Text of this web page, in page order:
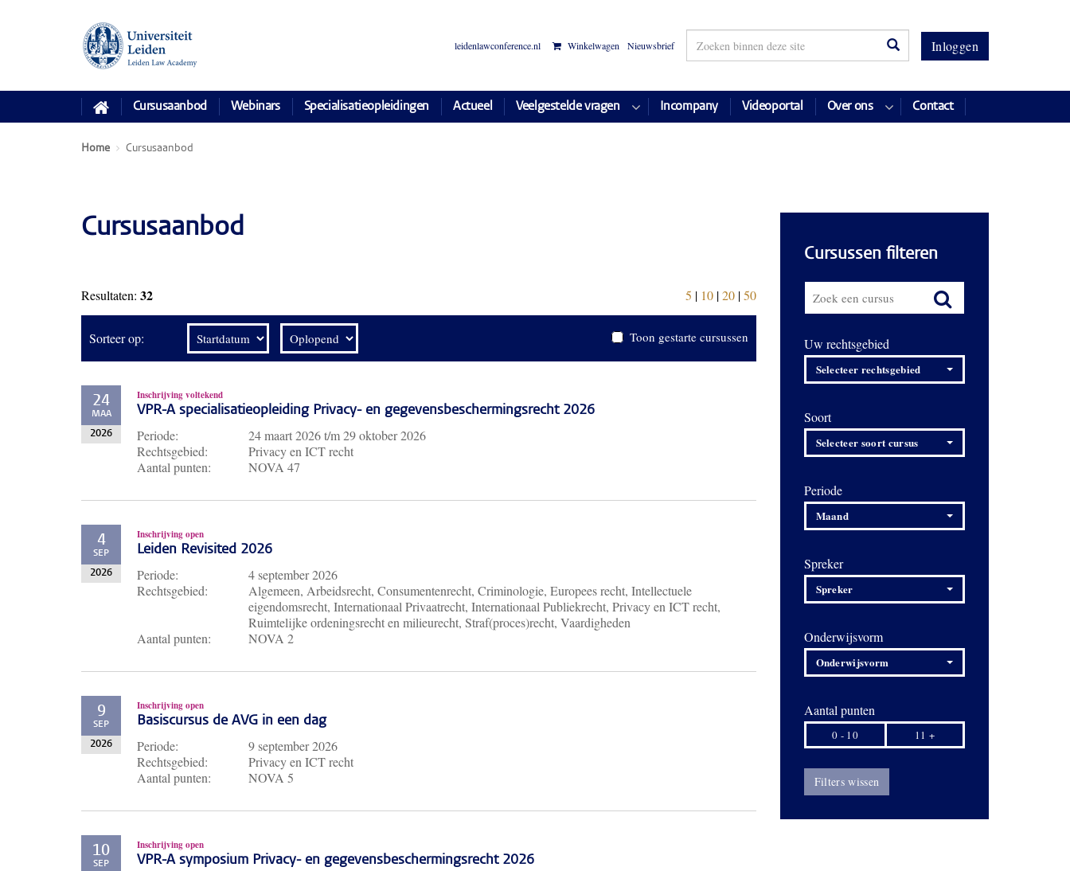
Inloggen
leidenlawconference.nl Winkelwagen Nieuwsbrief
Cursusaanbod Webinars Specialisatieopleidingen Actueel Veelgestelde vragen Incompany Videoportal Over ons Contact
Home Cursusaanbod
Cursusaanbod
Resultaten: 32 5 | 10|20|50
Sorteer op: Toon gestarte cursussen
24
MAA
2026
Inschrijving voltekend
VPR-A specialisatieopleiding Privacy- en gegevensbeschermingsrecht 2026
Periode: 24 maart 2026t/m29 oktober 2026
Rechtsgebied:
Privacy en ICT recht
Aantal punten:
NOVA 47
4
SEP
2026
Inschrijving open
Leiden Revisited 2026
Periode:
4 september 2026
Rechtsgebied:
Algemeen, Arbeidsrecht, Consumentenrecht, Criminologie, Europees recht, Intellectuele
eigendomsrecht, Internationaal Privaatrecht, Internationaal Publiekrecht, Privacy en ICT recht,
Ruimtelijke ordeningsrecht en milieurecht, Straf(proces)recht, Vaardigheden
Aantal punten:
NOVA 2
9
SEP
2026
Inschrijving open
Basiscursus de AVG in een dag
Periode:
9 september 2026
Rechtsgebied:
Privacy en ICT recht
Aantal punten:
NOVA 5
10
SEP
Inschrijving open
VPR-A symposium Privacy- en gegevensbeschermingsrecht 2026
Cursussen filteren
Uw rechtsgebied
Selecteer rechtsgebied
Soort
Selecteer soort cursus
Periode
Maand
Spreker
Spreker
Onderwijsvorm
Onderwijsvorm
Aantal punten
0 - 10 11 +
Filters wissen